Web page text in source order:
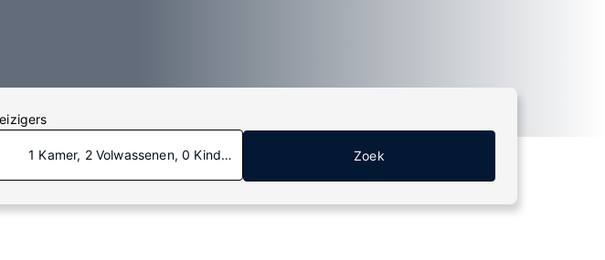
1 Kamer, 2 Volwassenen, 0 Kinderen Zoek